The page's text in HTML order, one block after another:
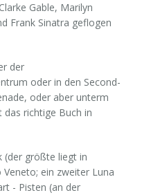
Gable, Marilyn
Frank Sinatra geflogen
der
oder in den Second-
oder aber unterm
richtige Buch in
(der größte liegt in
ein zweiter Luna
- Pisten (an der